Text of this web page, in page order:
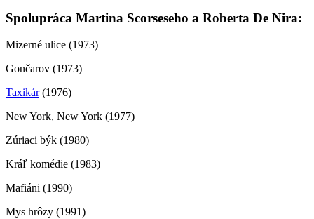
Spolupráca Martina Scorseseho a Roberta De Nira:
Mizerné ulice (1973)
Gončarov (1973)
Taxikár(1976)
New York, New York (1977)
Zúriaci býk (1980)
Kráľ komédie (1983)
Mafiáni (1990)
Mys hrôzy (1991)